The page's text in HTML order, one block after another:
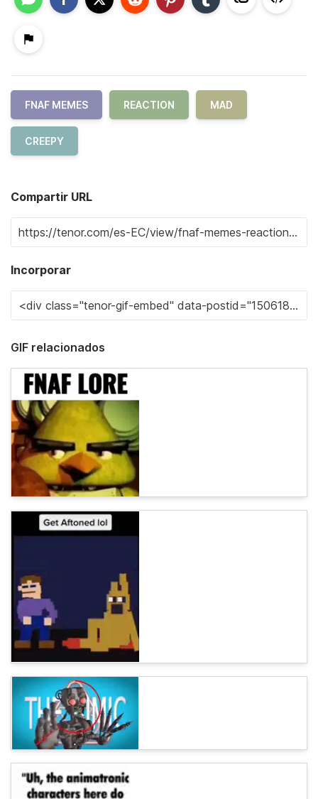
FNAF MEMES REACTION MAD
CREEPY
Compartir URL
Incorporar
GIF relacionados